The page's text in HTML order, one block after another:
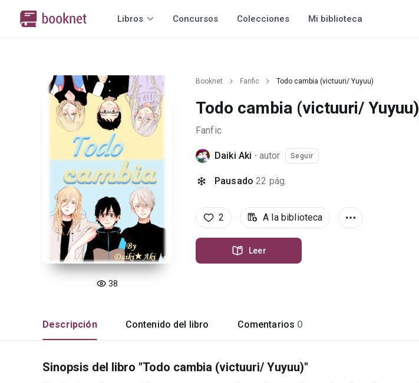
Libros Concursos Colecciones Mi biblioteca
38
Booknet Fanfic Todo cambia (victuuri/ Yuyuu)
Todo cambia (victuuri/ Yuyuu)
Fanfic
Daiki Aki · autor Seguir
Pausado 22 pág.
2 A la biblioteca
Leer
Descripción Contenido del libro Comentarios 0
Sinopsis del libro "Todo cambia (victuuri/ Yuyuu)"